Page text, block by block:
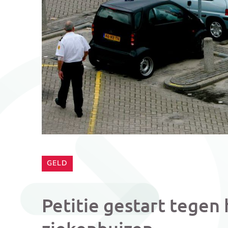
CATEGORIE:
GELD
Petitie gestart tegen